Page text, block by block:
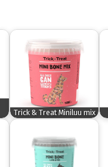
Trick & Treat Miniluu mix